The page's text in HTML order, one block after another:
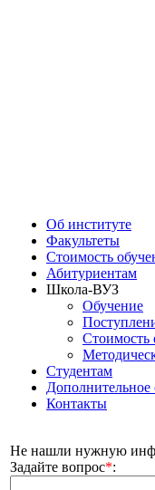
Об институте
Факультеты
Стоимость
Абитуриентам
Школа-ВУЗ
Обучение
Стоимость
Студентам
Дополнительное
Контакты
Не нашли нужную
Задайте вопрос*: